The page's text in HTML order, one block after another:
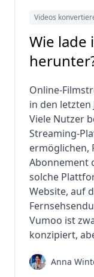
Videos
Wie lade
Online-
in den letzten
Viele Nutzer
Streaming-
ermöglichen,
Abonnement
solche
Website, auf
Vumoo ist
konzipiert,
Anna